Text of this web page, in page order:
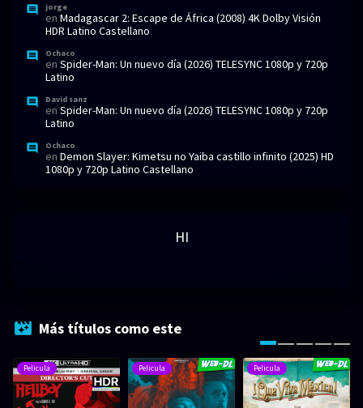
jorge
en Madagascar 2: Escape de África (2008) 4K Dolby Visión
HDR Latino Castellano
Ochaco
en Spider-Man: Un nuevo día (2026) TELESYNC 1080p y 720p
Latino
David sanz
en Spider-Man: Un nuevo día (2026) TELESYNC 1080p y 720p
Latino
Ochaco
en Demon Slayer: Kimetsu no Yaiba castillo infinito (2025) HD
1080p y 720p Latino Castellano
HI
Más títulos como este
Pelicula Pelicula Pelicula